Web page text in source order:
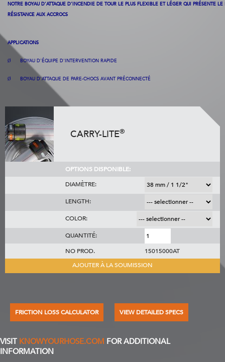
NOTRE BOYAU D’ATTAQUE D’INCENDIE DE TOUR LE PLUS FLEXIBLE ET LÉGER QUI PRÉSENTE
RÉSISTANCE AUX ACCROCS
APPLICATIONS
Ø BOYAU D'ÉQUIPE D'INTERVENTION RAPIDE
Ø BOYAU D'ATTAQUE DE PARE-CHOCS AVANT PRÉCONNECTÉ
CARRY-LITE®
OPTIONS DISPONIBLE:
DIAMÈTRE:
LENGTH:
COLOR:
QUANTITÉ:
NO PROD.
15015000AT
AJOUTER À LA SOUMISSION
FRICTION LOSS CALCULATOR VIEW DETAILED SPECS
VISIT KNOWYOURHOSE.COM FOR ADDITIONAL
INFORMATION